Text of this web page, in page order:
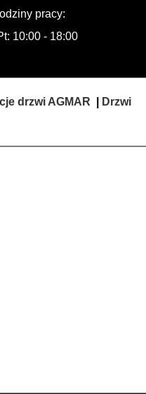
pracy:
10:00 - 18:00
drzwi AGMAR
Drzwi